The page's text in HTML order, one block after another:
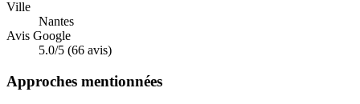
Ville
Nantes
Avis Google
5.0/5 (66 avis)
Approches mentionnées